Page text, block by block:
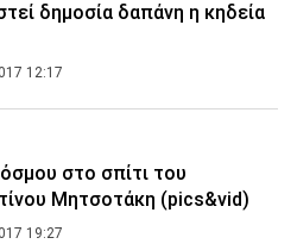
δημοσία δαπάνη η κηδεία
12:17
στο σπίτι του
Μητσοτάκη (pics&vid)
19:27